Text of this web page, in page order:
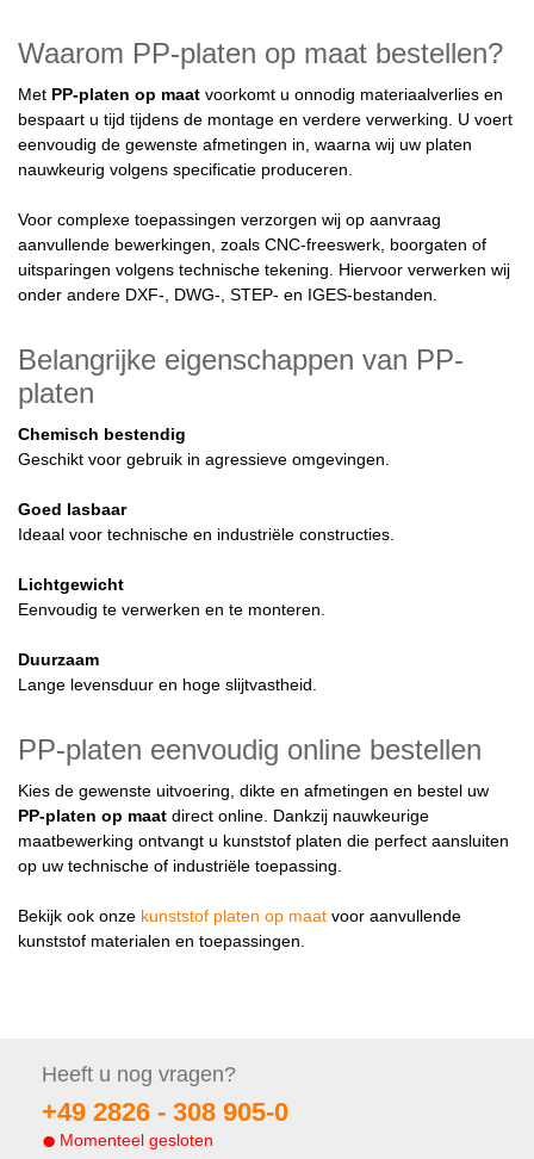
Waarom PP-platen op maat bestellen?
Met PP-platen op maat voorkomt u onnodig materiaalverlies en
bespaart u tijd tijdens de montage en verdere verwerking. U voert
eenvoudig de gewenste afmetingen in, waarna wij uw platen
nauwkeurig volgens specificatie produceren.
Voor complexe toepassingen verzorgen wij op aanvraag
aanvullende bewerkingen, zoals CNC-freeswerk, boorgaten of
uitsparingen volgens technische tekening. Hiervoor verwerken wij
onder andere DXF-, DWG-, STEP- en IGES-bestanden.
Belangrijke eigenschappen van PP-
platen
Chemisch bestendig
Geschikt voor gebruik in agressieve omgevingen.
Goed lasbaar
Ideaal voor technische en industriële constructies.
Lichtgewicht
Eenvoudig te verwerken en te monteren.
Duurzaam
Lange levensduur en hoge slijtvastheid.
PP-platen eenvoudig online bestellen
Kies de gewenste uitvoering, dikte en afmetingen en bestel uw
PP-platen op maat direct online. Dankzij nauwkeurige
maatbewerking ontvangt u kunststof platen die perfect aansluiten
op uw technische of industriële toepassing.
Bekijk ook onze kunststof platen op maat voor aanvullende
kunststof materialen en toepassingen.
Heeft u nog vragen?
+49 2826 - 308 905-0
Momenteel gesloten